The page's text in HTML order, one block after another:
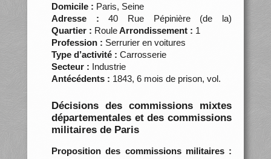
Domicile : Paris, Seine
Adresse : 40 Rue Pépinière (de la)
Quartier : RouleArrondissement : 1
Profession : Serrurier en voitures
Type d’activité : Carrosserie
Secteur : Industrie
Antécédents : 1843, 6 mois de prison, vol.
Décisions des commissions mixtes
départementales et des commissions
militaires de Paris
Proposition des commissions militaires :